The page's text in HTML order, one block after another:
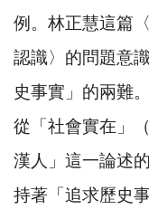
例。林正慧這篇
認識〉的問題意
史事實」的兩難
從「社會實在」
漢人」這一論述
持著「追求歷史